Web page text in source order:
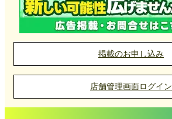
掲載のお申し込み
店舗管理画面ログイン